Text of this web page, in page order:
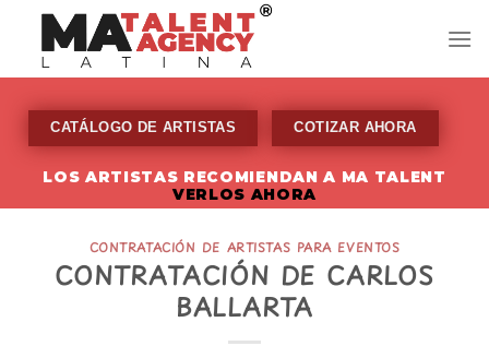
content
CATÁLOGO DE ARTISTAS COTIZAR AHORA
LOS ARTISTAS RECOMIENDAN A MA TALENT
VERLOS AHORA
CONTRATACIÓN DE ARTISTAS PARA EVENTOS
CONTRATACIÓN DE CARLOS
BALLARTA